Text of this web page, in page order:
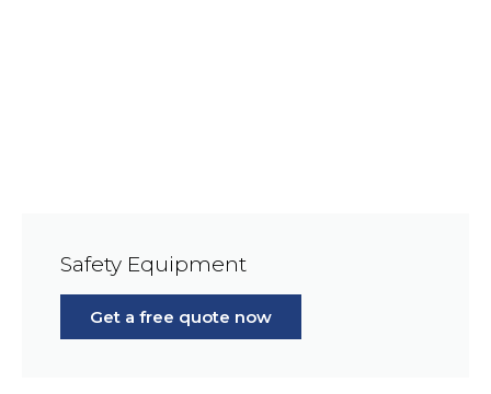
Safety Equipment
Get a free quote now